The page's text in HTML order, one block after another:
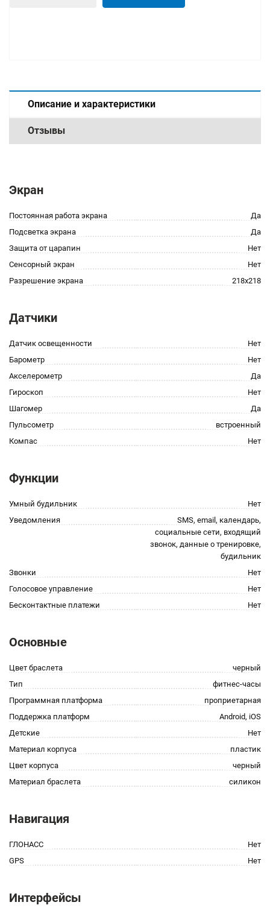
Описание и характеристики
Отзывы
Экран
Постоянная работа экрана
Да
Подсветка экрана
Да
Защита от царапин
Нет
Сенсорный экран
Нет
Разрешение экрана
218x218
Датчики
Датчик освещенности
Нет
Барометр
Нет
Акселерометр
Да
Гироскоп
Нет
Шагомер
Да
Пульсометр
встроенный
Компас
Нет
Функции
Умный будильник
Нет
Уведомления
SMS, email, календарь,
социальные сети, входящий
звонок, данные о тренировке,
будильник
Звонки
Нет
Голосовое управление
Нет
Бесконтактные платежи
Нет
Основные
Цвет браслета
черный
Тип
фитнес-часы
Программная платформа
проприетарная
Поддержка платформ
Android, iOS
Детские
Нет
Материал корпуса
пластик
Цвет корпуса
черный
Материал браслета
силикон
Навигация
ГЛОНАСС
Нет
GPS
Нет
Интерфейсы